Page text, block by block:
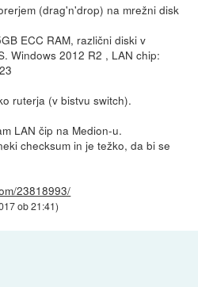
(drag'n'drop) na mrežni disk
ECC RAM, različni diski v
Windows 2012 R2 , LAN chip:
ruterja (v bistvu switch).
LAN čip na Medion-u.
checksum in je težko, da bi se
23818993/
ob 21:41)